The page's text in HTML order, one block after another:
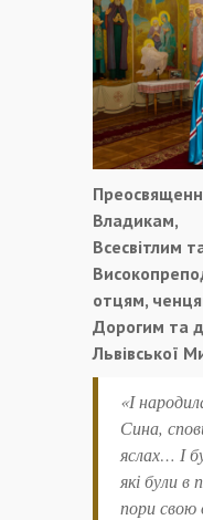
Владикам,
Всесвітлим
отцям,
Дорогим та
Львівської
«І
Сина,
яслах… І
які були в
пори